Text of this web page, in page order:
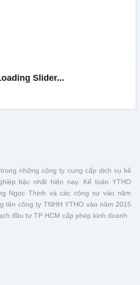
những công ty cung cấp dịch vụ kế
bậc nhất hiện nay. Kế toán YTHO
Ngọc Thịnh và các cộng sự vào năm
tên công ty TNHH YTHO vào năm 2015
đầu tư TP HCM cấp phép kinh doanh.